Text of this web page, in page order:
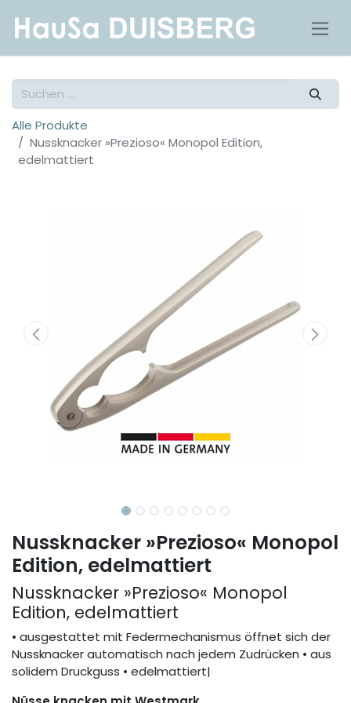
Alle Produkte
Nussknacker »Prezioso« Monopol Edition,
edelmattiert
Nussknacker »Prezioso« Monopol
Edition, edelmattiert
Nussknacker »Prezioso« Monopol
Edition, edelmattiert
• ausgestattet mit Federmechanismus öffnet sich der
Nussknacker automatisch nach jedem Zudrücken • aus
solidem Druckguss • edelmattiert|